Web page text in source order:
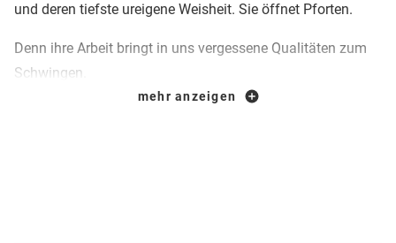
und deren tiefste ureigene Weisheit. Sie öffnet Pforten.
Denn ihre Arbeit bringt in uns vergessene Qualitäten zum
Schwingen.
mehr anzeigen